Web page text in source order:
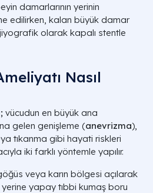
damarlarının yerinin
edilirken, kalan büyük damar
olarak kapalı stentle
Nasıl
vücudun en büyük ana
gelen genişleme (anevrizma),
tıkanma gibi hayati riskleri
iki farklı yöntemle yapılır.
veya karın bölgesi açılarak
yapay tıbbi kumaş boru